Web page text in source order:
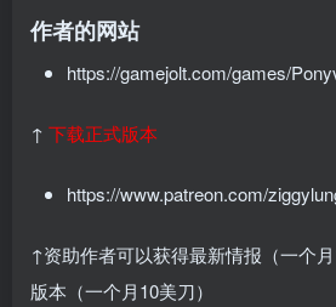
作者的网站
https://gamejolt.com/games/
↑ 下载正式版本
https://www.patreon.com/
↑资助作者可以获得最新情报（一个
版本（一个月10美刀）